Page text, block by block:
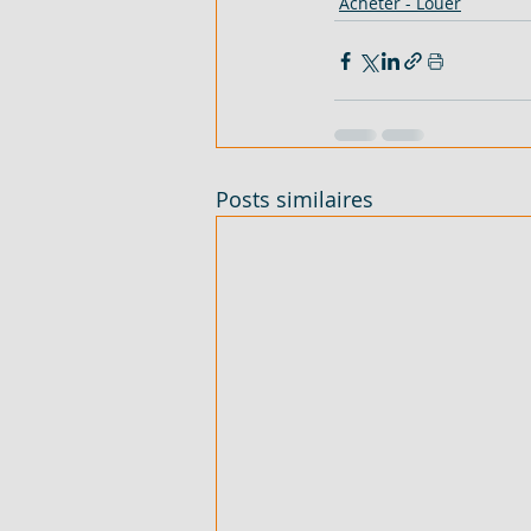
Posts similaires